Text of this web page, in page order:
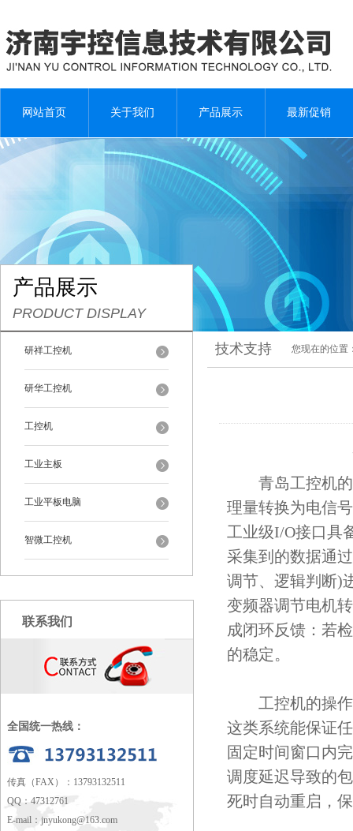
网站首页 关于我们 产品展示 最新促销
产品展示
PRODUCT DISPLAY
研祥工控机
研华工控机
工控机
工业主板
工业平板电脑
智微工控机
联系我们
全国统一热线：
传真（FAX）：13793132511
QQ：47312761
E-mail： jnyukong@163.com
技术支持 您现在的位置
青岛工控机的
理量转换为电信
工业级I/O接口具
采集到的数据通
调节、逻辑判断)
变频器调节电机
成闭环反馈：若
的稳定。
工控机的操作
这类系统能保证
固定时间窗口内
调度延迟导致的
死时自动重启，